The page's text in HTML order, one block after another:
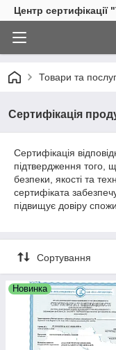
Центр
Товари та
Сертифікація
Сертифікація
підтвердження того,
безпеки, якості та
сертифіката
підвищує довіру
Сортування
Новинка